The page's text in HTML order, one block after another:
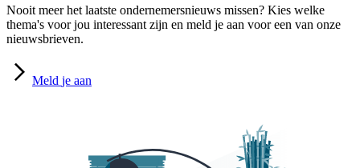
Nooit meer het laatste ondernemersnieuws missen? Kies welke
thema's voor jou interessant zijn en meld je aan voor een van onze
nieuwsbrieven.
Meld je aan